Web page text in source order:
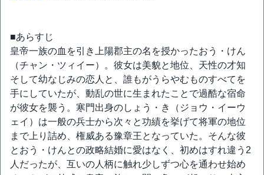
■あらすじ
皇帝一族の血を引き上陽郡主の名を授かったおう・けん
（チャン・ツィイー）。彼女は美貌と地位、天性の才知
そして幼なじみの恋⼈と、誰もがうらやむものすべてを
⼿にしていたが、動乱の世に生まれたことで過酷な宿命
が彼女を襲う。寒門出身のしょう・き（ジョウ・イーウ
ェイ）は一般の兵士から次々と功績を挙げて将軍の地位
まで上り詰め、権威ある豫章王となっていた。そんな彼
とおう・けんとの政略結婚に愛はなく、初めはすれ違う2
人だったが、互いの人柄に触れ少しずつ心を通わせ始め